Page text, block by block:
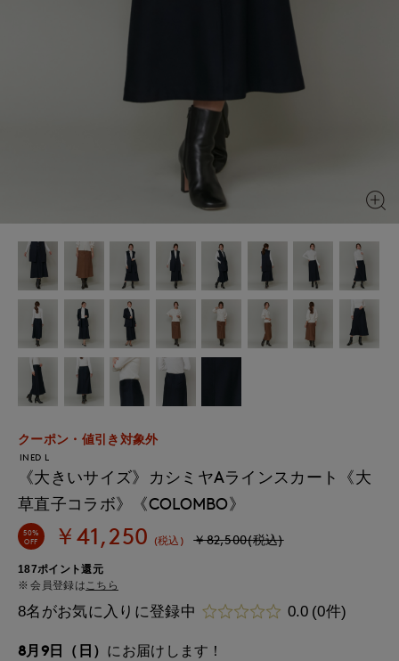
クーポン・値引き対象外
INED L
《大きいサイズ》カシミヤAラインスカート《大
草直子コラボ》《COLOMBO》
50%
OFF
￥41,250 (税込) ￥82,500(税込)
187ポイント還元
会員登録はこちら
8名がお気に入りに登録中 0.0 (0件)
8月9日（日） にお届けします！